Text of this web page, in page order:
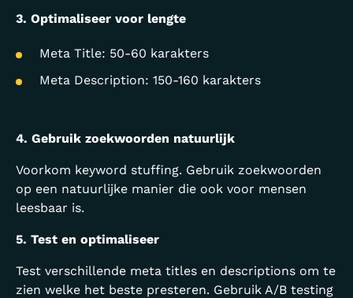
3. Optimaliseer voor lengte
Meta Title: 50-60 karakters
Meta Description: 150-160 karakters
4. Gebruik zoekwoorden natuurlijk
Voorkom keyword stuffing. Gebruik zoekwoorden
op een natuurlijke manier die ook voor mensen
leesbaar is.
5. Test en optimaliseer
Test verschillende meta titles en descriptions om te
zien welke het beste presteren. Gebruik A/B testing